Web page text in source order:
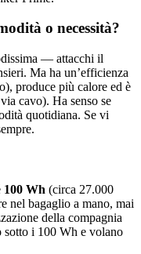
o necessità?
— attacchi il
Ma ha un’efficienza
produce più calore ed è
cavo). Ha senso se
quotidiana. Se vi
100 Wh (circa 27.000
nel bagaglio a mano, mai
della compagnia
sotto i 100 Wh e volano